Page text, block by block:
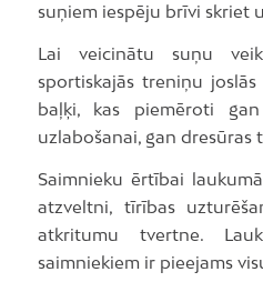
suņiem iespēju brīvi skriet
Lai veicinātu suņu
sportiskajās treniņu
baļķi, kas piemēroti gan
uzlabošanai, gan dresūras
Saimnieku ērtībai
atzveltni, tīrības
atkritumu tvertne.
saimniekiem ir pieejams